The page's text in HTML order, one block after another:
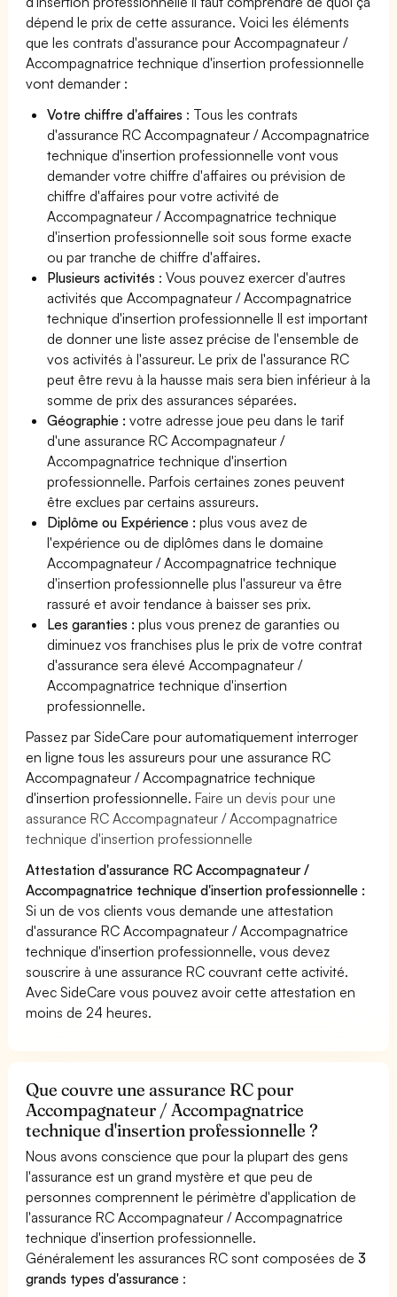
dépend le prix de cette assurance. Voici les éléments
que les contrats d'assurance pour Accompagnateur /
Accompagnatrice technique d'insertion professionnelle
vont demander :
Votre chiffre d'affaires : Tous les contrats
d'assurance RC Accompagnateur / Accompagnatrice
technique d'insertion professionnelle vont vous
demander votre chiffre d'affaires ou prévision de
chiffre d'affaires pour votre activité de
Accompagnateur / Accompagnatrice technique
d'insertion professionnelle soit sous forme exacte
ou par tranche de chiffre d'affaires.
Plusieurs activités : Vous pouvez exercer d'autres
activités que Accompagnateur / Accompagnatrice
technique d'insertion professionnelle Il est important
de donner une liste assez précise de l'ensemble de
vos activités à l'assureur. Le prix de l'assurance RC
peut être revu à la hausse mais sera bien inférieur à la
somme de prix des assurances séparées.
Géographie :votre adresse joue peu dans le tarif
d'une assurance RC Accompagnateur /
Accompagnatrice technique d'insertion
professionnelle. Parfois certaines zones peuvent
être exclues par certains assureurs.
Diplôme ou Expérience :plus vous avez de
l'expérience ou de diplômes dans le domaine
Accompagnateur / Accompagnatrice technique
d'insertion professionnelle plus l'assureur va être
rassuré et avoir tendance à baisser ses prix.
Les garanties :plus vous prenez de garanties ou
diminuez vos franchises plus le prix de votre contrat
d'assurance sera élevé Accompagnateur /
Accompagnatrice technique d'insertion
professionnelle.
Passez par SideCare pour automatiquement interroger
en ligne tous les assureurs pour une assurance RC
Accompagnateur / Accompagnatrice technique
d'insertion professionnelle.Faire un devis pour une
assurance RC Accompagnateur / Accompagnatrice
technique d'insertion professionnelle
Attestation d'assurance RC Accompagnateur /
Accompagnatrice technique d'insertion professionnelle :
Si un de vos clients vous demande une attestation
d'assurance RC Accompagnateur / Accompagnatrice
technique d'insertion professionnelle, vous devez
souscrire à une assurance RC couvrant cette activité.
Avec SideCare vous pouvez avoir cette attestation en
moins de 24 heures.
Que couvre une assurance RC pour
Accompagnateur / Accompagnatrice
technique d'insertion professionnelle ?
Nous avons conscience que pour la plupart des gens
l'assurance est un grand mystère et que peu de
personnes comprennent le périmètre d'application de
l'assurance RC Accompagnateur / Accompagnatrice
technique d'insertion professionnelle.
Généralement les assurances RC sont composées de3
grands types d'assurance :